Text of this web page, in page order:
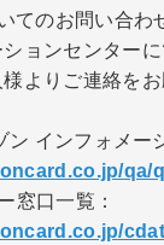
てのお問い合わ
ョンセンターに
よりご連絡をお
ン インフォメー
qa/
窓口一覧：